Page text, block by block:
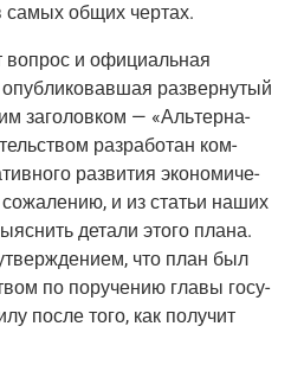
самых общих чертах.
вопрос и офи­ци­аль­ная
опуб­ли­ко­вав­шая раз­вер­ну­тый
заго­лов­ком — «Аль­тер­на­
раз­ра­бо­тан ком­
раз­ви­тия эко­но­ми­че­
и из ста­тьи наших
дета­ли это­го пла­на.
что план был
по пору­че­нию гла­вы госу­
после того, как полу­чит